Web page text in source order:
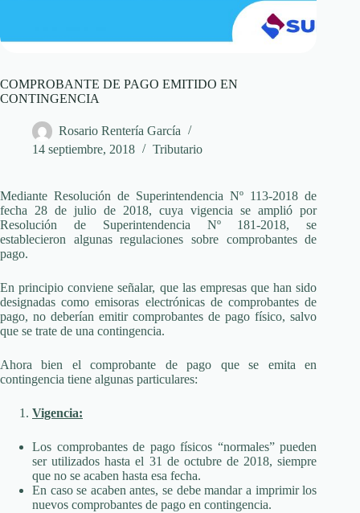
COMPROBANTE DE PAGO EMITIDO EN
CONTINGENCIA
Rosario Rentería García
14 septiembre, 2018
Tributario
Mediante Resolución de Superintendencia Nº 113-2018 de
fecha 28 de julio de 2018, cuya vigencia se amplió por
Resolución de Superintendencia Nº 181-2018, se
establecieron algunas regulaciones sobre comprobantes de
pago.
En principio conviene señalar, que las empresas que han sido
designadas como emisoras electrónicas de comprobantes de
pago, no deberían emitir comprobantes de pago físico, salvo
que se trate de una contingencia.
Ahora bien el comprobante de pago que se emita en
contingencia tiene algunas particulares:
Vigencia:
Los comprobantes de pago físicos “normales” pueden
ser utilizados hasta el 31 de octubre de 2018, siempre
que no se acaben hasta esa fecha.
En caso se acaben antes, se debe mandar a imprimir los
nuevos comprobantes de pago en contingencia.